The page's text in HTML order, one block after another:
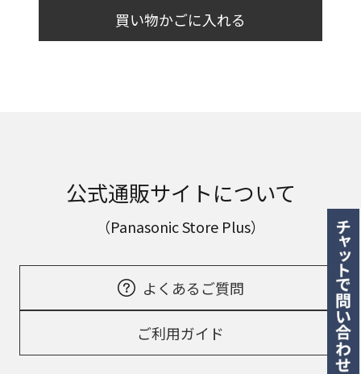
買い物かごに入れる
公式通販サイトについて
（Panasonic Store Plus）
よくあるご質問
ご利用ガイド